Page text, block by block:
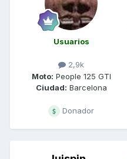
Usuarios
2,9k
Moto: People 125 GTI
Ciudad: Barcelona
Donador